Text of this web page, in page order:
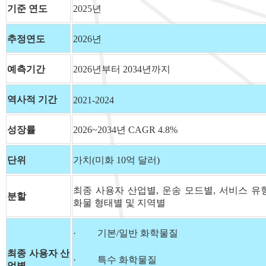
기준 연도 2025년
추정연도 2026년
예측기간 2026년부터 2034년까지
역사적 기간 2021-2024
성장률 2026~2034년 CAGR 4.8%
단위 가치(미화 10억 달러)
분할
최종 사용자 산업별, 운송 모드별, 서비스 유
화물 형태별 및 지역별
최종 사용자 산
· 기본/일반 화학물질
· 특수 화학물질